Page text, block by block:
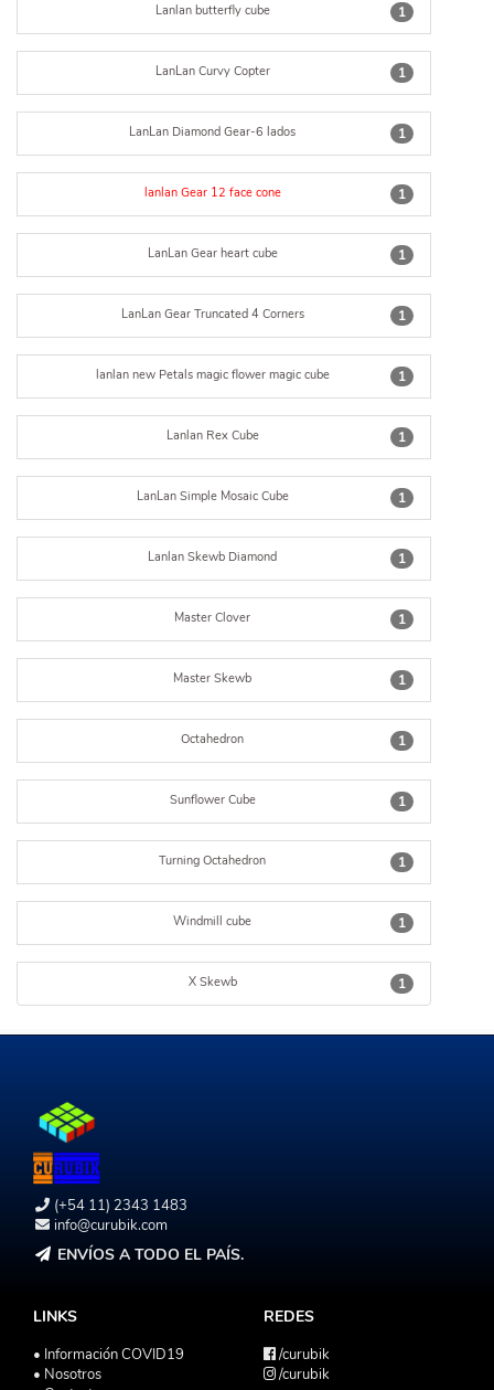
1
Lanlan butterfly cube
1
LanLan Curvy Copter
1
LanLan Diamond Gear-6 lados
1
lanlan Gear 12 face cone
1
LanLan Gear heart cube
1
LanLan Gear Truncated 4 Corners
1
lanlan new Petals magic flower magic cube
1
Lanlan Rex Cube
1
LanLan Simple Mosaic Cube
1
Lanlan Skewb Diamond
1
Master Clover
1
Master Skewb
1
Octahedron
1
Sunflower Cube
1
Turning Octahedron
1
Windmill cube
1
X Skewb
(+54 11) 2343 1483
info@curubik.com
ENVÍOS A TODO EL PAÍS.
LINKS
• Información COVID19
• Nosotros
REDES
/curubik
/curubik